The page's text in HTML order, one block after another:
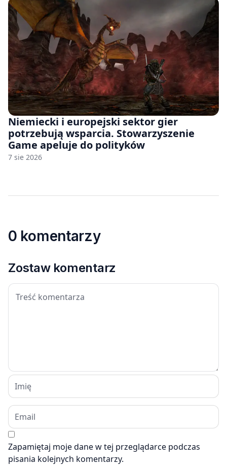
Niemiecki i europejski sektor gier
potrzebują wsparcia. Stowarzyszenie
Game apeluje do polityków
7 sie 2026
0 komentarzy
Zostaw komentarz
Zapamiętaj moje dane w tej przeglądarce podczas
pisania kolejnych komentarzy.